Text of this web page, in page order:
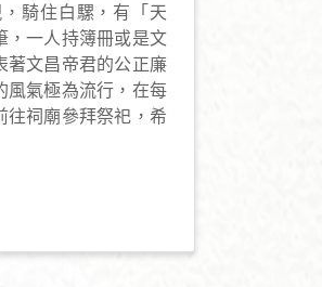
騎住白騾，有「天
，一人持簿冊或是文
著文昌帝君的公正廉
風氣極為流行，在每
往祠廟參拜祭祀，希